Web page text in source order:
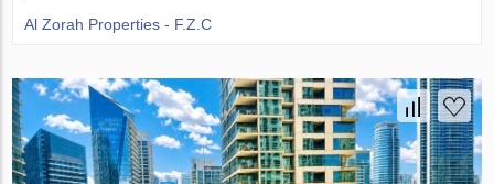
Al Zorah Properties - F.Z.C